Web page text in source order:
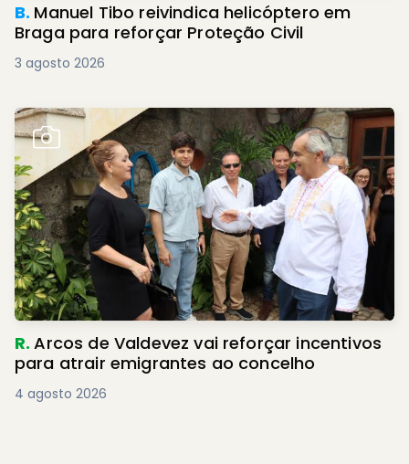
B. Manuel Tibo reivindica helicóptero em
Braga para reforçar Proteção Civil
3 agosto 2026
R.Arcos de Valdevez vai reforçar incentivos
para atrair emigrantes ao concelho
4 agosto 2026